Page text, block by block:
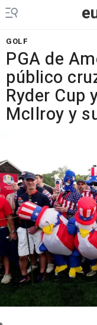
GOLF
PGA de
público
Ryder Cup
McIlroy y